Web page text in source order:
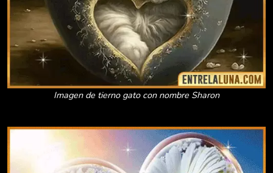
Imagen de tierno gato con nombre Sharon